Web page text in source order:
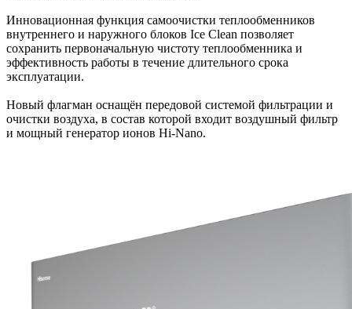
Инновационная функция самоочистки теплообменников
внутреннего и наружного блоков Ice Clean позволяет
сохранить первоначальную чистоту теплообменника и
эффективность работы в течение длительного срока
эксплуатации.
Новый флагман оснащён передовой системой фильтрации и
очистки воздуха, в состав которой входит воздушный фильтр
и мощный генератор ионов Hi-Nano.